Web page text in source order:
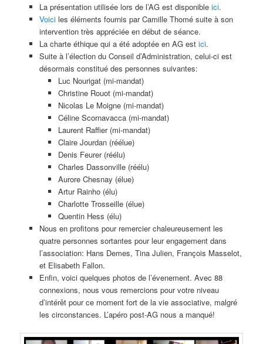
La présentation utilisée lors de l’AG est disponible ici.
Voiciles éléments fournis par Camille Thomé suite à son
intervention très appréciée en début de séance.
La charte éthique qui a été adoptée en AG est ici.
Suite à l’élection du Conseil d’Administration, celui-ci est
désormais constitué des personnes suivantes:
Luc Nourigat (mi-mandat)
Christine Rouot (mi-mandat)
Nicolas Le Moigne (mi-mandat)
Céline Scornavacca (mi-mandat)
Laurent Raffier (mi-mandat)
Claire Jourdan (réélue)
Denis Feurer (réélu)
Charles Dassonville (réélu)
Aurore Chesnay (élue)
Artur Rainho (élu)
Charlotte Trosseille (élue)
Quentin Hess (élu)
Nous en profitons pour remercier chaleureusement les
quatre personnes sortantes pour leur engagement dans
l’association: Hans Demes, Tina Julien, François Masselot,
et Elisabeth Fallon.
Enfin, voici quelques photos de l’évenement. Avec 88
connexions, nous vous remercions pour votre niveau
d’intérêt pour ce moment fort de la vie associative, malgré
les circonstances. L’apéro post-AG nous a manqué!